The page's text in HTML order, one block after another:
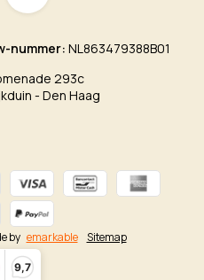
9,7
293c
- Den Haag
nummer: NL863479388B01
by emarkable Sitemap